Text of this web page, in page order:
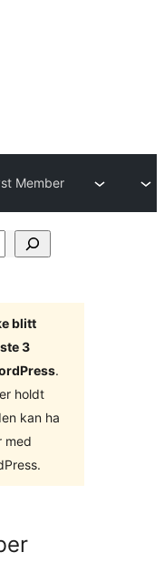
Member
blitt
3
.
holdt
kan ha
med